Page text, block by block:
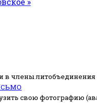
в члены
свою фотографию